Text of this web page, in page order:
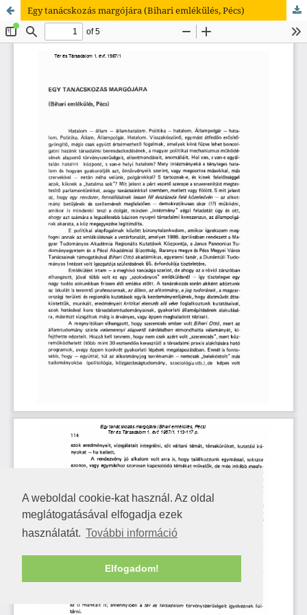
A weboldal cookie-kat használ. Az oldal
meglátogatásával elfogadja ezek
használatát. További információ
Elfogadom!
Egy tanácskozás margójára (Bihari emlékülés, Pécs)